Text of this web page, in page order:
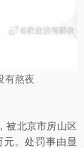
有熬夜
被北京市房山区
。处罚事由显